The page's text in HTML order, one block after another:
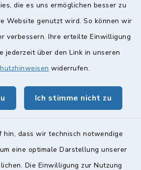
die es uns ermöglichen besser zu
Website genutzt wird. So können wir
verbessern. Ihre erteilte Einwilligung
jederzeit über den Link in unseren
widerrufen.
Ich stimme nicht zu
hin, dass wir technisch notwendige
eine optimale Darstellung unserer
Die Einwilligung zur Nutzung